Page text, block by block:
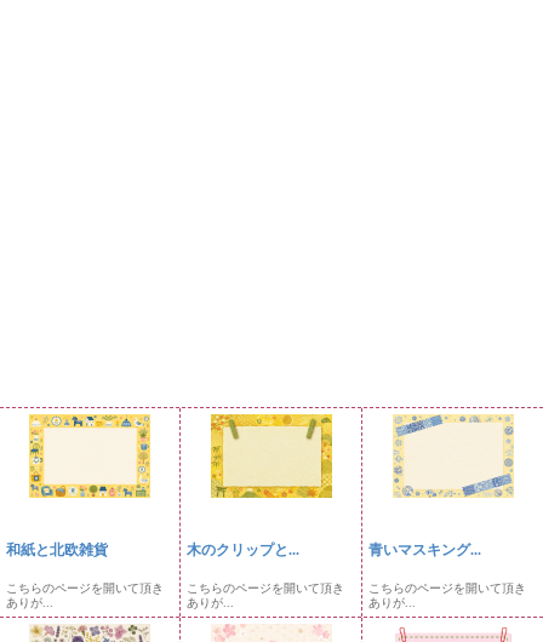
和紙と北欧雑貨
こちらのページを開いて頂き
ありが...
木のクリップと...
こちらのページを開いて頂き
ありが...
青いマスキング...
こちらのページを開いて頂き
ありが...